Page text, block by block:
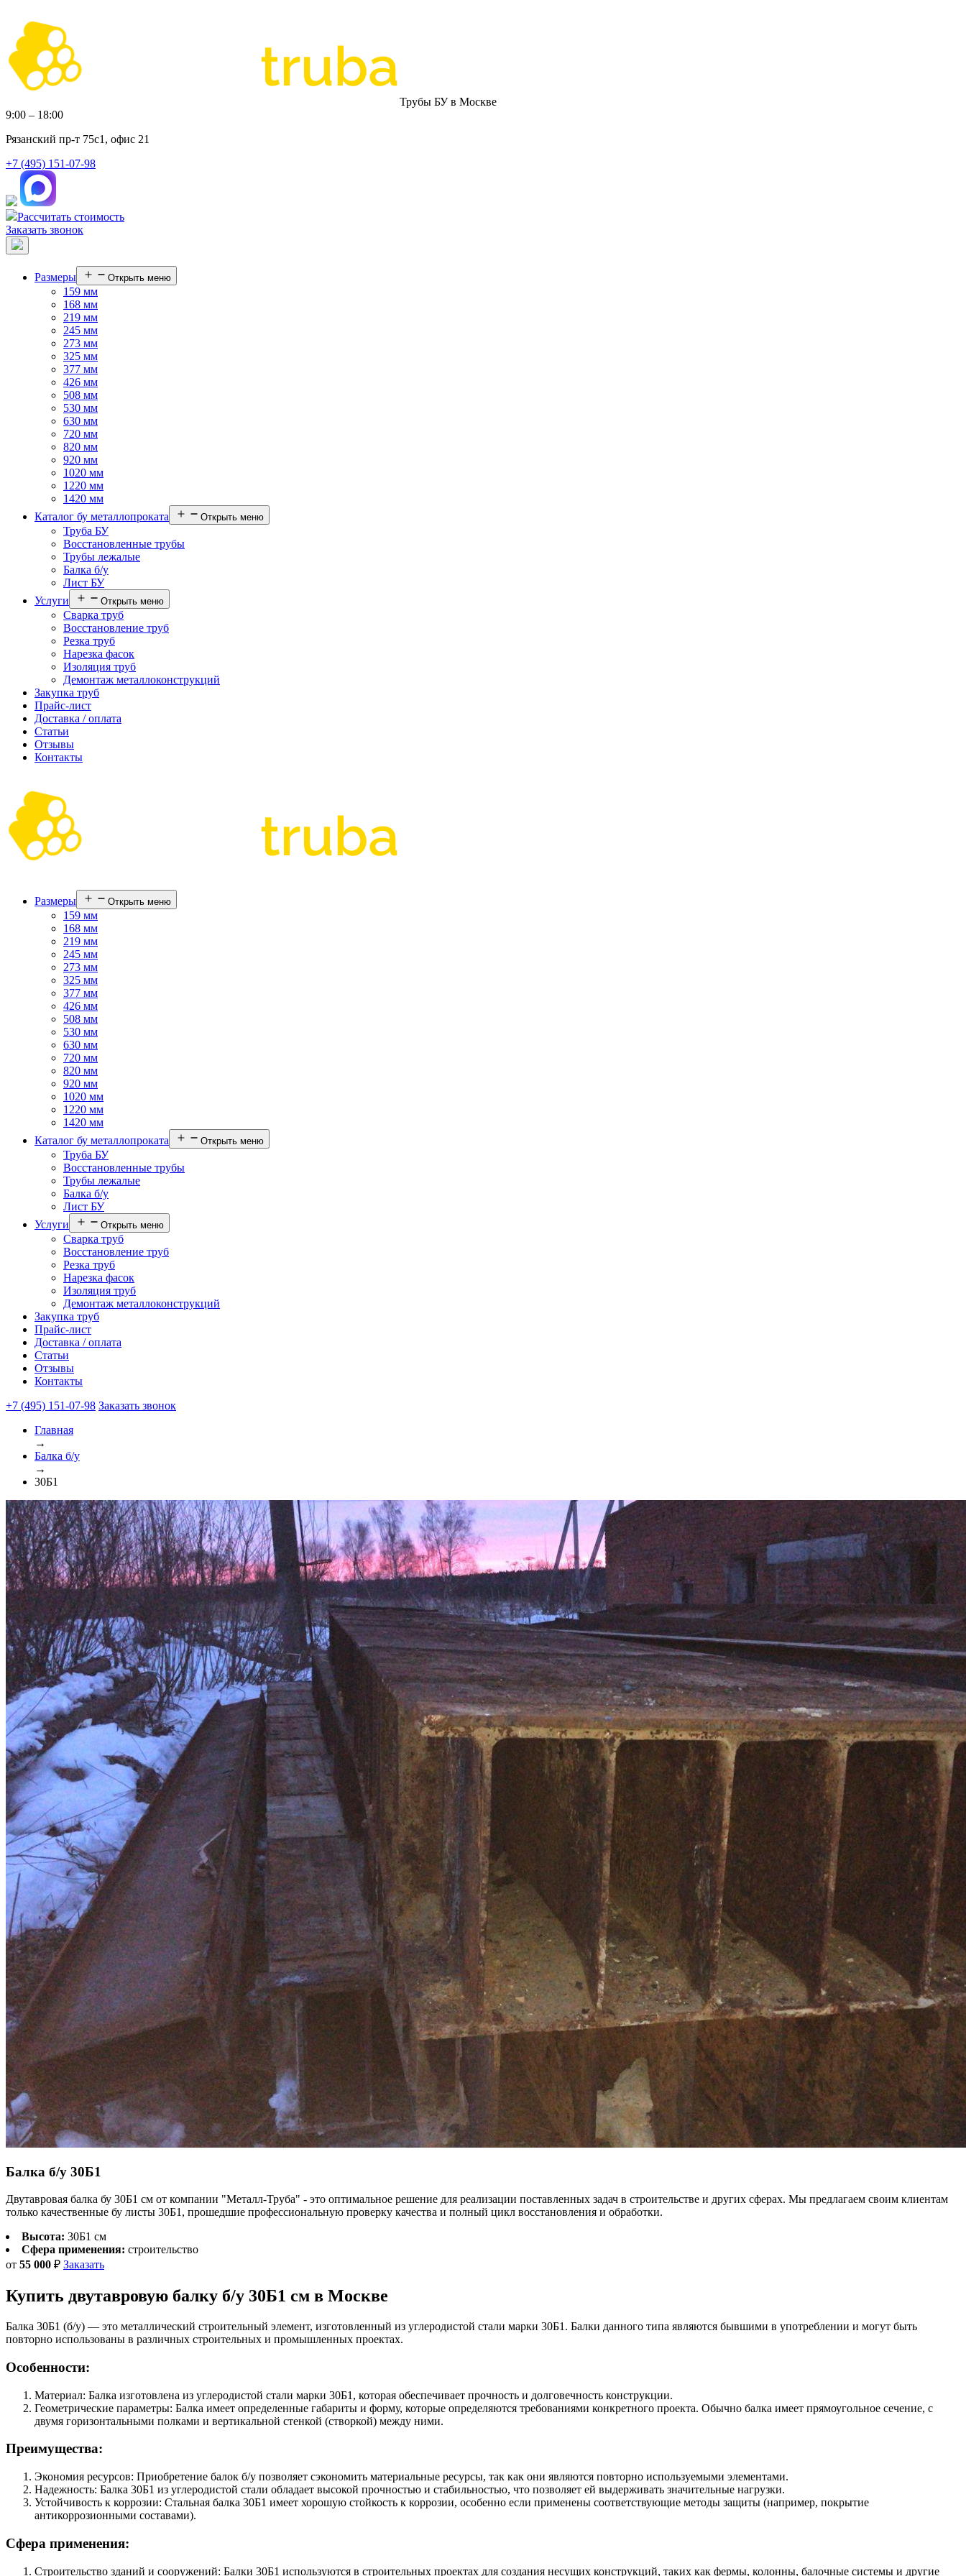
Трубы БУ в Москве
9:00 – 18:00
Рязанский пр-т 75с1, офис 21
+7 (495) 151-07-98
Рассчитать стоимость
Заказать звонок
Размеры Открыть меню
159 мм
168 мм
219 мм
245 мм
273 мм
325 мм
377 мм
426 мм
508 мм
530 мм
630 мм
720 мм
820 мм
920 мм
1020 мм
1220 мм
1420 мм
Каталог бу металлопроката
Открыть меню
Труба БУ
Восстановленные трубы
Трубы лежалые
Балка б/у
Лист БУ
Услуги
Открыть меню
Сварка труб
Восстановление труб
Резка труб
Нарезка фасок
Изоляция труб
Демонтаж металлоконструкций
Закупка труб
Прайс-лист
Доставка / оплата
Статьи
Отзывы
Контакты
Размеры Открыть меню
159 мм
168 мм
219 мм
245 мм
273 мм
325 мм
377 мм
426 мм
508 мм
530 мм
630 мм
720 мм
820 мм
920 мм
1020 мм
1220 мм
1420 мм
Каталог бу металлопроката
Открыть меню
Труба БУ
Восстановленные трубы
Трубы лежалые
Балка б/у
Лист БУ
Услуги
Открыть меню
Сварка труб
Восстановление труб
Резка труб
Нарезка фасок
Изоляция труб
Демонтаж металлоконструкций
Закупка труб
Прайс-лист
Доставка / оплата
Статьи
Отзывы
Контакты
+7 (495) 151-07-98 Заказать звонок
Главная
→
Балка б/у
→
30Б1
Балка б/у 30Б1
Двутавровая балка бу 30Б1 см от компании "Металл-Труба" - это оптимальное решение для реализации поставленных задач в строительстве и других сферах. Мы предлагаем своим клиентам
только качественные бу листы 30Б1, прошедшие профессиональную проверку качества и полный цикл восстановления и обработки.
Высота: 30Б1 см
Сфера применения: строительство
от 55 000 ₽ Заказать
Купить двутавровую балку б/у 30Б1 см в Москве
Балка 30Б1 (б/у) — это металлический строительный элемент, изготовленный из углеродистой стали марки 30Б1. Балки данного типа являются бывшими в употреблении и могут быть
повторно использованы в различных строительных и промышленных проектах.
Особенности:
Материал: Балка изготовлена из углеродистой стали марки 30Б1, которая обеспечивает прочность и долговечность конструкции.
Геометрические параметры: Балка имеет определенные габариты и форму, которые определяются требованиями конкретного проекта. Обычно балка имеет прямоугольное сечение, с
двумя горизонтальными полками и вертикальной стенкой (створкой) между ними.
Преимущества:
Экономия ресурсов: Приобретение балок б/у позволяет сэкономить материальные ресурсы, так как они являются повторно используемыми элементами.
Надежность: Балка 30Б1 из углеродистой стали обладает высокой прочностью и стабильностью, что позволяет ей выдерживать значительные нагрузки.
Устойчивость к коррозии: Стальная балка 30Б1 имеет хорошую стойкость к коррозии, особенно если применены соответствующие методы защиты (например, покрытие
антикоррозионными составами).
Сфера применения:
Строительство зданий и сооружений: Балки 30Б1 используются в строительных проектах для создания несущих конструкций, таких как фермы, колонны, балочные системы и другие